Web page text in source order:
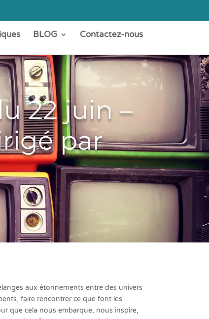
BLOG Contactez-nous
22 juin –
par
aux étonnements entre des univers
faire rencontrer ce que font les
que cela nous embarque, nous inspire,